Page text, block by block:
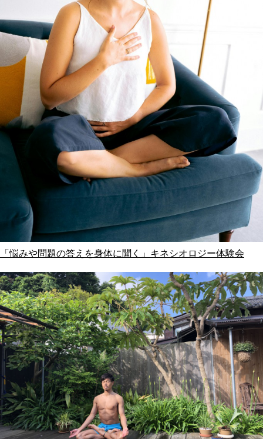
「悩みや問題の答えを身体に聞く」キネシオロジー体験会